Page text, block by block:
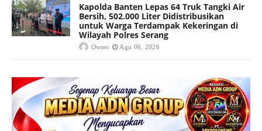
Kapolda Banten Lepas 64 Truk Tangki Air
Bersih, 502.000 Liter Didistribusikan
untuk Warga Terdampak Kekeringan di
Wilayah Polres Serang
Owner Agu 06, 2026